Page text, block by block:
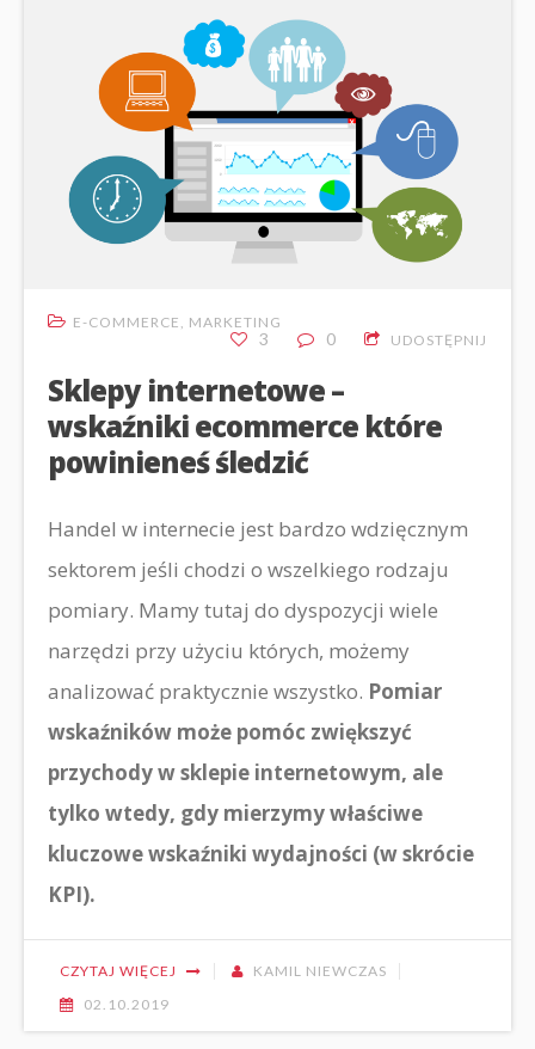
E-COMMERCE , MARKETING
3 0 UDOSTĘPNIJ
Sklepy internetowe –
wskaźniki ecommerce które
powinieneś śledzić
Handel w internecie jest bardzo wdzięcznym
sektorem jeśli chodzi o wszelkiego rodzaju
pomiary. Mamy tutaj do dyspozycji wiele
narzędzi przy użyciu których, możemy
analizować praktycznie wszystko. Pomiar
wskaźników może pomóc zwiększyć
przychody w sklepie internetowym, ale
tylko wtedy, gdy mierzymy właściwe
kluczowe wskaźniki wydajności (w skrócie
KPI).
CZYTAJ WIĘCEJ
KAMIL NIEWCZAS
02.10.2019